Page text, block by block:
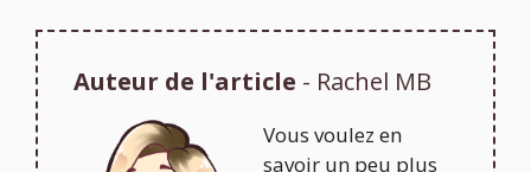
Auteur de l'article - Rachel MB
Vous voulez en
savoir un peu plus